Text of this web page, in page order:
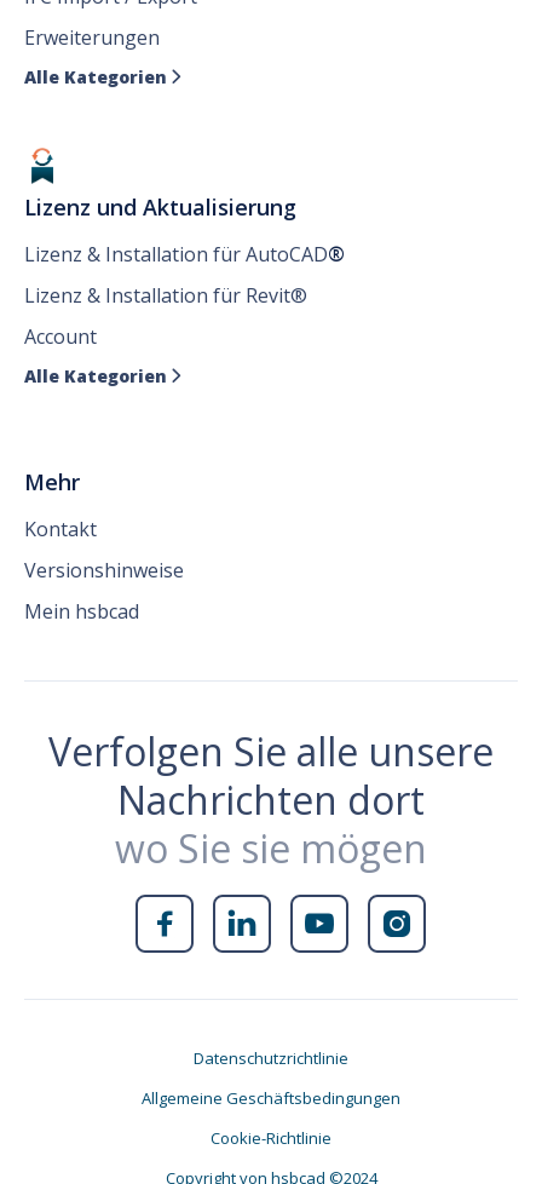
Erweiterungen
Alle Kategorien 
Lizenz und Aktualisierung
Lizenz & Installation für AutoCAD®
Lizenz & Installation für Revit®
Account
Alle Kategorien 
Mehr
Kontakt
Versionshinweise
Mein hsbcad
Verfolgen Sie alle unsere
Nachrichten dort
wo Sie sie mögen
   
Datenschutzrichtlinie
Allgemeine Geschäftsbedingungen
Cookie-Richtlinie
Copyright von hsbcad ©2024